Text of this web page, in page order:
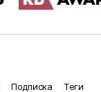
Подписка Теги